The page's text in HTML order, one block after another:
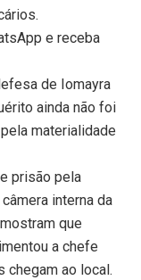
e receba
de Iomayra
ainda não foi
materialidade
prisão pela
interna da
que
a chefe
chegam ao local.